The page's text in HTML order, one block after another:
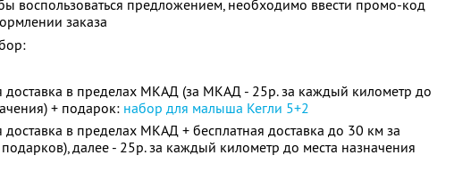
воспользоваться предложением, необходимо ввести промо-код
заказа
доставка в пределах МКАД (за МКАД - 25р. за каждый километр до
+ подарок: набор для малыша Кегли 5+2
доставка в пределах МКАД + бесплатная доставка до 30 км за
далее - 25р. за каждый километр до места назначения